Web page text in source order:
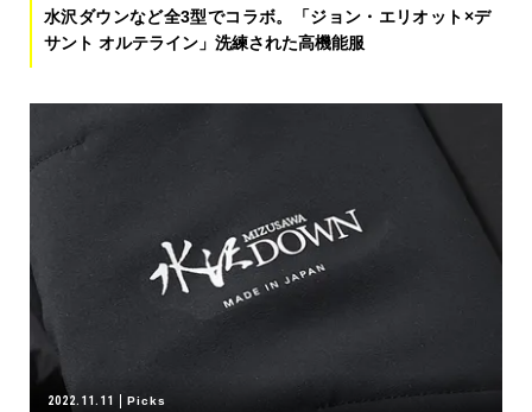
水沢ダウンなど全3型でコラボ。「ジョン・エリオット×デ
サント オルテライン」洗練された高機能服
2022.11.11 Picks